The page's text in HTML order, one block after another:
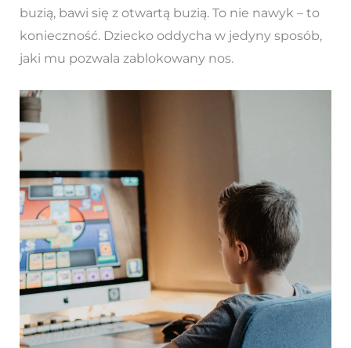
buzią, bawi się z otwartą buzią. To nie nawyk – to
konieczność. Dziecko oddycha w jedyny sposób,
jaki mu pozwala zablokowany nos.